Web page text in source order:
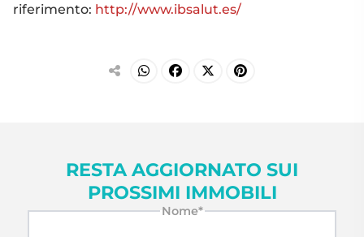
riferimento: http://www.ibsalut.es/
RESTA AGGIORNATO SUI
PROSSIMI IMMOBILI
Nome*